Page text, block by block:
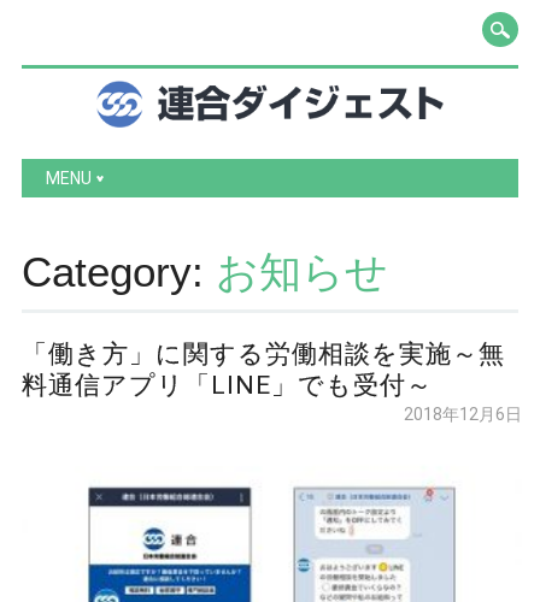
Main menu
Skip to content
MENU
Category: お知らせ
「働き方」に関する労働相談を実施～無
料通信アプリ「LINE」でも受付～
2018年12月6日